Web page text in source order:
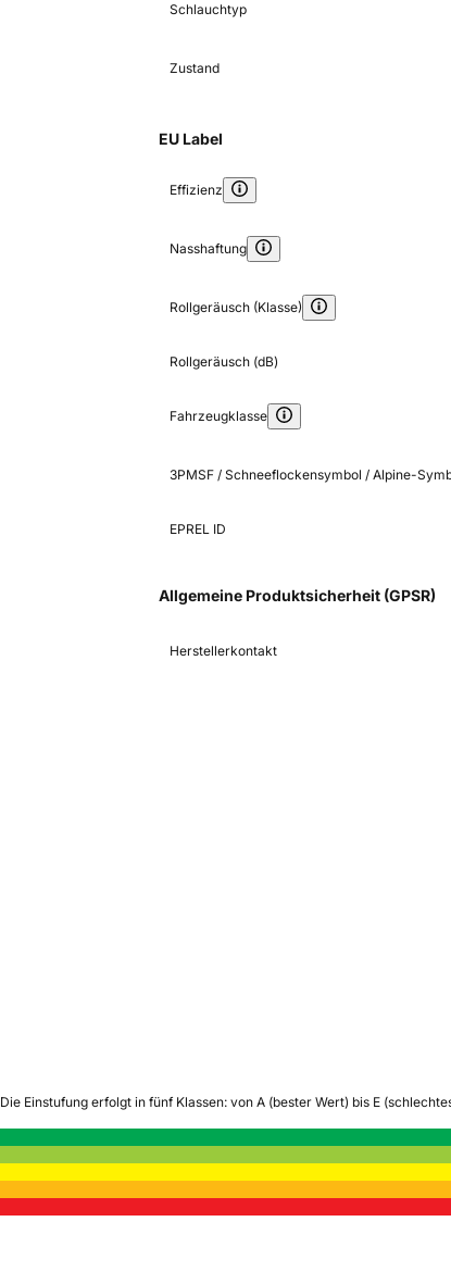
Schlauchtyp
Zustand
EU Label
Effizienz
Nasshaftung
Rollgeräusch (Klasse)
Rollgeräusch (dB)
Fahrzeugklasse
3PMSF / Schneeflockensymbol / Alpine-
EPREL ID
Allgemeine Produktsicherheit (GPSR)
Herstellerkontakt
Die Einstufung erfolgt in fünf Klassen: von A (bester Wert) bis E